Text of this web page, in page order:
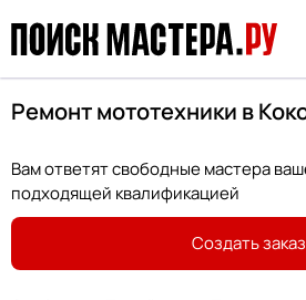
Ремонт мототехники в
Вам ответят свободные мастера
подходящей квалификацией
Создать заказ